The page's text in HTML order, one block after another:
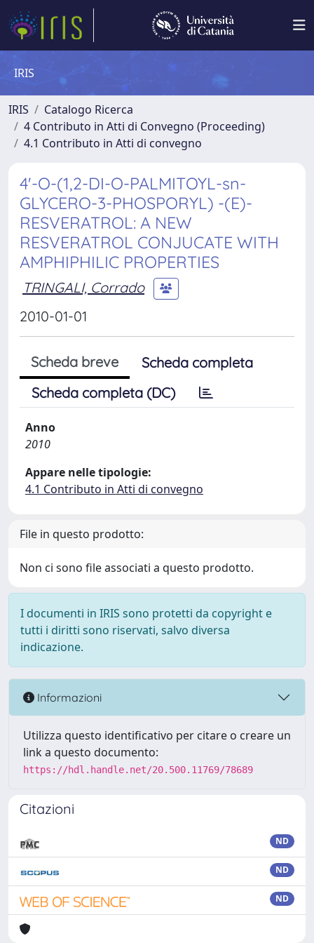
IRIS
IRIS
Catalogo Ricerca
4 Contributo in Atti di Convegno (Proceeding)
4.1 Contributo in Atti di convegno
4'-O-(1,2-DI-O-PALMITOYL-sn-
GLYCERO-3-PHOSPORYL) -(E)-
RESVERATROL: A NEW
RESVERATROL CONJUCATE WITH
AMPHIPHILIC PROPERTIES
TRINGALI, Corrado
2010-01-01
Scheda breve
Scheda completa
Scheda completa (DC)
Anno
2010
Appare nelle tipologie:
4.1 Contributo in Atti di convegno
File in questo prodotto:
Non ci sono file associati a questo prodotto.
I documenti in IRIS sono protetti da copyright e
tutti i diritti sono riservati, salvo diversa
indicazione.
Informazioni
Utilizza questo identificativo per citare o creare un
link a questo documento:
https://hdl.handle.net/20.500.11769/78689
Citazioni
ND
ND
ND